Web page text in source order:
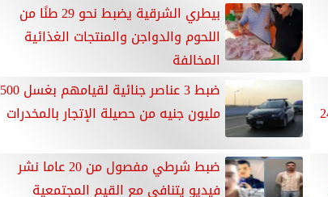
بيطري الشرقية يضبط نحو 29 طنًا من
اللحوم والدواجن والمنتجات الغذائية
المخالفة
خلال 24
ضبط 3 عناصر جنائية لقيامهم بغسل 500
مليون جنيه من حصيلة الإتجار بالمخدرات
ضبط شرطي مفصول من 20 عاما نشر
فيديو يتنافى مع القيم المجتمعية